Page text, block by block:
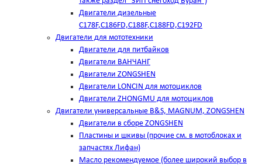
Двигатели дизельные
C178F,С186FD,C188F,C188FD,C192FD
Двигатели для мототехники
Двигатели для питбайков
Двигатели ВАНЧАНГ
Двигатели ZONGSHEN
Двигатели LONCIN для мотоциклов
Двигатели ZHONGMU для мотоциклов
Двигатели универсальные B&S, MAGNUM, ZONGSHEN
Двигатели в сборе ZONGSHEN
Пластины и шкивы (прочие см. в мотоблоках и
запчастях Лифан)
Масло рекомендуемое (более широкий выбор в